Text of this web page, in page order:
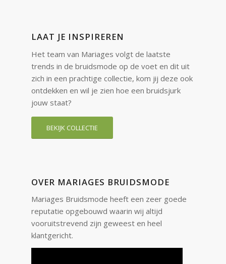
LAAT JE INSPIREREN
Het team van Mariages volgt de laatste
trends in de bruidsmode op de voet en dit uit
zich in een prachtige collectie, kom jij deze ook
ontdekken en wil je zien hoe een bruidsjurk
jouw staat?
BEKIJK COLLECTIE
OVER MARIAGES BRUIDSMODE
Mariages Bruidsmode heeft een zeer goede
reputatie opgebouwd waarin wij altijd
vooruitstrevend zijn geweest en heel
klantgericht.